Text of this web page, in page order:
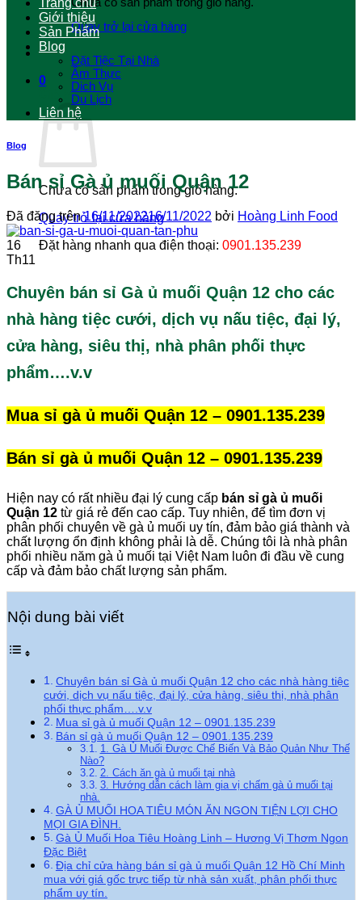
Quay trở lại cửa hàng
0
Giỏ hàng
Chưa có sản phẩm trong giỏ hàng.
Quay trở lại cửa hàng
Đặt hàng nhanh qua điện thoại: 0901.135.239
Trang chủ
Giới thiệu
Sản Phẩm
Blog
Đặt Tiệc Tại Nhà
Ẩm Thực
Dich Vụ
Du Lịch
Liên hệ
Blog
Bán sỉ Gà ủ muối Quận 12
Đã đăng trên16/11/202216/11/2022 bởi Hoàng Linh Food
16
Th11
Chuyên bán sỉ Gà ủ muối Quận 12 cho các
nhà hàng tiệc cưới, dịch vụ nấu tiệc, đại lý,
cửa hàng, siêu thị, nhà phân phối thực
phẩm….v.v
Mua sỉ gà ủ muối Quận 12 – 0901.135.239
Bán sỉ gà ủ muối Quận 12 – 0901.135.239
Hiện nay có rất nhiều đại lý cung cấp bán sỉ gà ủ muối
Quận 12 từ giá rẻ đến cao cấp. Tuy nhiên, để tìm đơn vị
phân phối chuyên về gà ủ muối uy tín, đảm bảo giá thành và
chất lượng ổn định không phải là dễ. Chúng tôi là nhà phân
phối nhiều năm gà ủ muối tại Việt Nam luôn đi đầu về cung
cấp và đảm bảo chất lượng sản phẩm.
Nội dung bài viết
Chuyên bán sỉ Gà ủ muối Quận 12 cho các nhà hàng tiệc
cưới, dịch vụ nấu tiệc, đại lý, cửa hàng, siêu thị, nhà phân
phối thực phẩm….v.v
Mua sỉ gà ủ muối Quận 12 – 0901.135.239
Bán sỉ gà ủ muối Quận 12 – 0901.135.239
1. Gà Ủ Muối Được Chế Biến Và Bảo Quản Như Thế
Nào?
2. Cách ăn gà ủ muối tại nhà
3. Hướng dẫn cách làm gia vị chấm gà ủ muối tại
nhà.
GÀ Ủ MUỐI HOA TIÊU MÓN ĂN NGON TIỆN LỢI CHO
MỌI GIA ĐÌNH.
Gà Ủ Muối Hoa Tiêu Hoàng Linh – Hương Vị Thơm Ngon
Đặc Biệt
Địa chỉ cửa hàng bán sỉ gà ủ muối Quận 12 Hồ Chí Minh
mua với giá gốc trực tiếp từ nhà sản xuất, phân phối thực
phẩm uy tín.